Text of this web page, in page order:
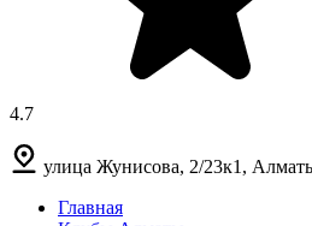
4.7
улица Жунисова, 2/23к1,
Главная